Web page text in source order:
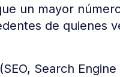
un mayor
de quienes
Search